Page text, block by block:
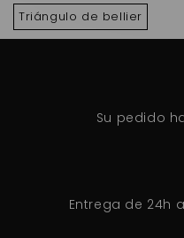
Triángulo de bellier
Su pedido
Entrega de 24h